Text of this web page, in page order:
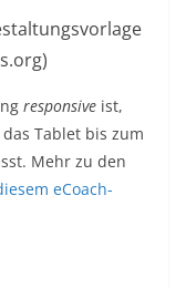
responsive ist,
Tablet bis zum
Mehr zu den
eCoach-